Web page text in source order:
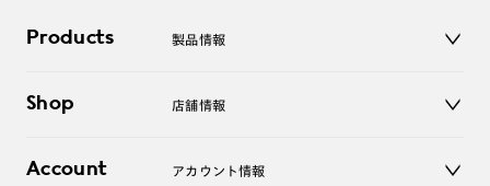
Products 製品情報
サングラス
コンタクトレンズ
Shop 店舗情報
オンラインショップ
Account アカウント情報